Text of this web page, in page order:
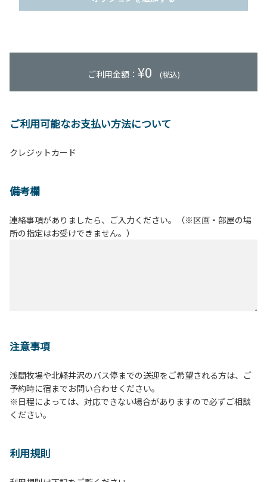
ご利用金額： ¥0 (税込)
ご利用可能なお支払い方法について
クレジットカード
備考欄
連絡事項がありましたら、ご入力ください。（※区画・部屋の場
所の指定はお受けできません。）
注意事項
浅間牧場や北軽井沢のバス停までの送迎をご希望される方は、ご
予約時に宿までお問い合わせください。
※日程によっては、対応できない場合がありますので必ずご相談
ください。
利用規則